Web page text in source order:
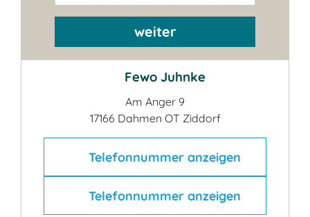
weiter
Fewo Juhnke
Am Anger 9
17166 Dahmen OT Ziddorf
Telefonnummer anzeigen
Telefonnummer anzeigen